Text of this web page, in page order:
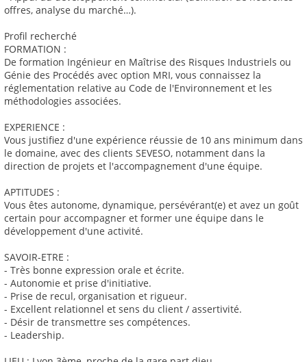
offres, analyse du marché…).
Profil recherché
FORMATION :
De formation Ingénieur en Maîtrise des Risques Industriels ou
Génie des Procédés avec option MRI, vous connaissez la
réglementation relative au Code de l'Environnement et les
méthodologies associées.
EXPERIENCE :
Vous justifiez d'une expérience réussie de 10 ans minimum dans
le domaine, avec des clients SEVESO, notamment dans la
direction de projets et l'accompagnement d'une équipe.
APTITUDES :
Vous êtes autonome, dynamique, persévérant(e) et avez un goût
certain pour accompagner et former une équipe dans le
développement d'une activité.
SAVOIR-ETRE :
- Très bonne expression orale et écrite.
- Autonomie et prise d'initiative.
- Prise de recul, organisation et rigueur.
- Excellent relationnel et sens du client / assertivité.
- Désir de transmettre ses compétences.
- Leadership.